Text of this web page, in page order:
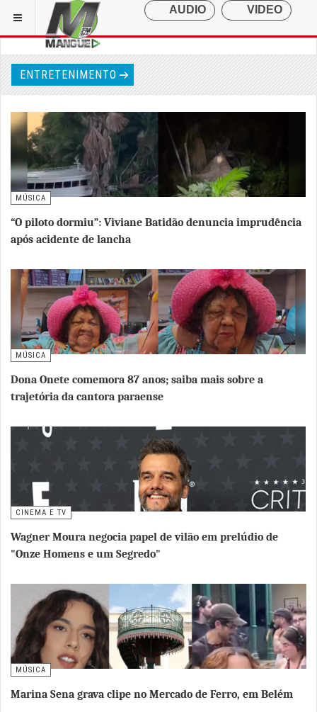
ENTRETENIMENTO
MÚSICA
“O piloto dormiu”: Viviane Batidão denuncia imprudência
após acidente de lancha
MÚSICA
Dona Onete comemora 87 anos; saiba mais sobre a
trajetória da cantora paraense
CINEMA E TV
Wagner Moura negocia papel de vilão em prelúdio de
"Onze Homens e um Segredo"
MÚSICA
Marina Sena grava clipe no Mercado de Ferro, em Belém